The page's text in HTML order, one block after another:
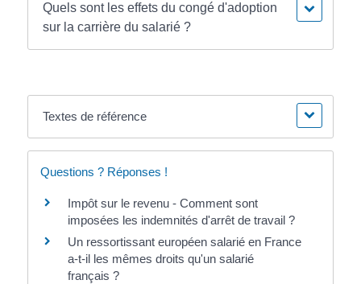
Quels sont les effets du congé d'adoption
sur la carrière du salarié ?
Textes de référence
Questions ? Réponses !
Impôt sur le revenu - Comment sont
imposées les indemnités d'arrêt de travail ?
Un ressortissant européen salarié en France
a-t-il les mêmes droits qu'un salarié
français ?